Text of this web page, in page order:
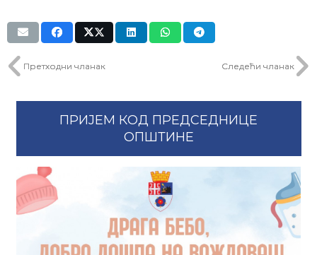
Претходни чланак Следећи чланак
ПРИЈЕМ КОД ПРЕДСЕДНИЦЕ
ОПШТИНЕ